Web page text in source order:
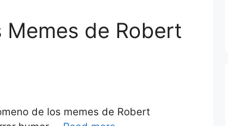
Memes de Robert
de los memes de Robert